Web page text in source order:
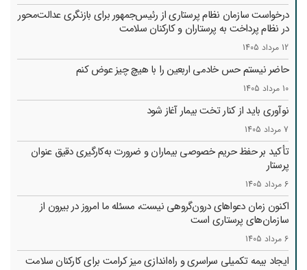
درخواست سازمان نظام پرستاری از رئیس‌جمهور برای بازنگری عدالت‌محور
در نظام پرداخت به پرستاران و کارکنان سلامت
12 مرداد 1405
حاضر نیستم حس خادمی اربعین را با هیچ چیز عوض کنم
10 مرداد 1405
نوآوری باید از کنار تخت بیمار آغاز شود
7 مرداد 1405
تأکید بر حفظ حریم خصوصی بیماران و ضرورت به‌کارگیری دقیق عنوان
پرستار
6 مرداد 1405
اکنون زمان دعواهای درون‌گروهی نیست، مسئله ما امروز در بیرون از
سازمان‌های پرستاری است
6 مرداد 1405
ایجاد بیمه تکمیلی سراسری و راه‌اندازی میز کرامت برای کارکنان سلامت